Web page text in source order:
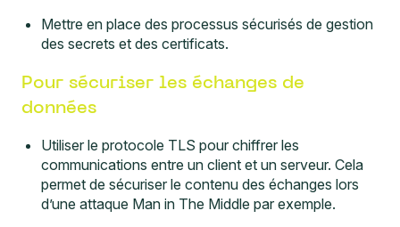
Mettre en place des processus sécurisés de gestion
des secrets et des certificats.
Pour sécuriser les échanges de
données
Utiliser le protocole TLS pour chiffrer les
communications entre un client et un serveur. Cela
permet de sécuriser le contenu des échanges lors
d’une attaque Man in The Middle par exemple.